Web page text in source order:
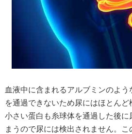
血液中に含まれるアルブミンのよ
を通過できないため尿にはほとんど
小さい蛋白も糸球体を通過した後に
まうので尿には検出されません。こ